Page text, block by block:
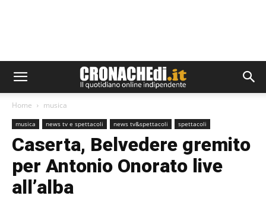
Home musica
musica news tv e spettacoli news tv&spettacoli spettacoli
Caserta, Belvedere gremito
per Antonio Onorato live
all’alba